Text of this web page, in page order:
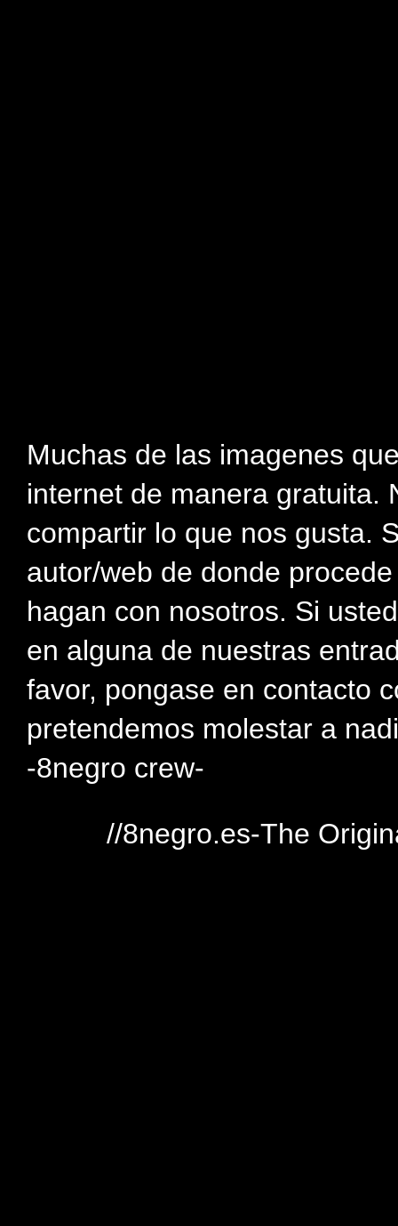
Muchas de las imagenes
internet de manera gratuita.
compartir lo que nos gusta.
autor/web de donde
hagan con nosotros. Si
en alguna de nuestras
favor, pongase en contacto
pretendemos molestar a
-8negro crew-
//8negro.es-The